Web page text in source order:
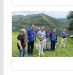
o
k